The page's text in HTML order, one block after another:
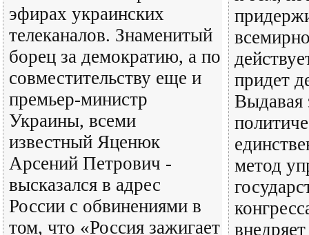
эфирах украинских
телеканалов. Знаменитый
борец за демократию, а по
совместительству еще и
премьер-министр
Украины, всеми
известный Яценюк
Арсений Петрович -
высказался в адрес
России с обвинениями в
том, что «Россия зажигает
придет
Выдавая
метод